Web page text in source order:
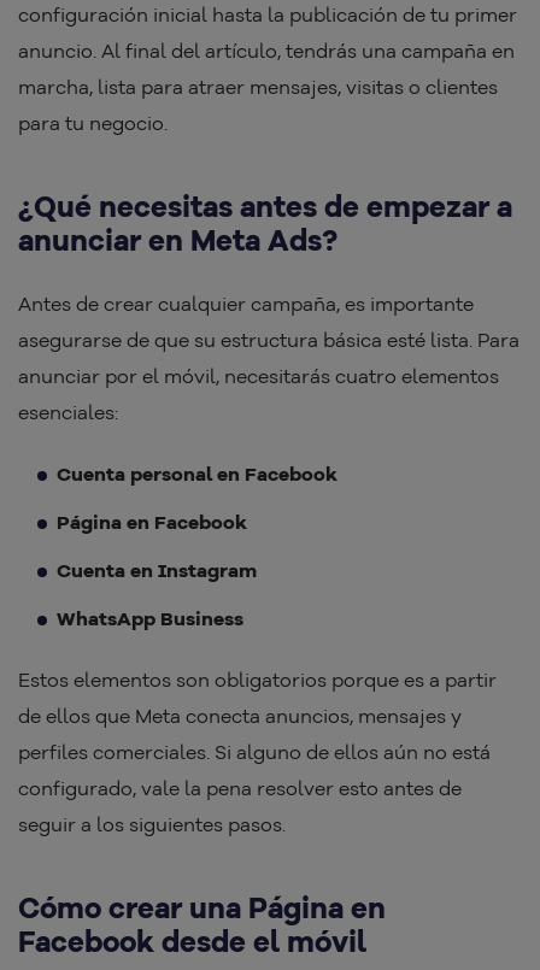
configuración inicial hasta la publicación de tu primer
anuncio. Al final del artículo, tendrás una campaña en
marcha, lista para atraer mensajes, visitas o clientes
para tu negocio.
¿Qué necesitas antes de empezar a
anunciar en Meta Ads?
Antes de crear cualquier campaña, es importante
asegurarse de que su estructura básica esté lista. Para
anunciar por el móvil, necesitarás cuatro elementos
esenciales:
Cuenta personal en Facebook
Página en Facebook
Cuenta en Instagram
WhatsApp Business
Estos elementos son obligatorios porque es a partir
de ellos que Meta conecta anuncios, mensajes y
perfiles comerciales. Si alguno de ellos aún no está
configurado, vale la pena resolver esto antes de
seguir a los siguientes pasos.
Cómo crear una Página en
Facebook desde el móvil